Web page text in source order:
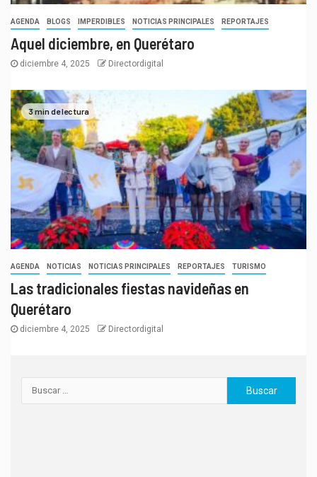
AGENDA BLOGS IMPERDIBLES NOTICIAS PRINCIPALES REPORTAJES
Aquel diciembre, en Querétaro
diciembre 4, 2025 Directordigital
3 min de lectura
AGENDA NOTICIAS NOTICIAS PRINCIPALES REPORTAJES TURISMO
Las tradicionales fiestas navideñas en
Querétaro
diciembre 4, 2025 Directordigital